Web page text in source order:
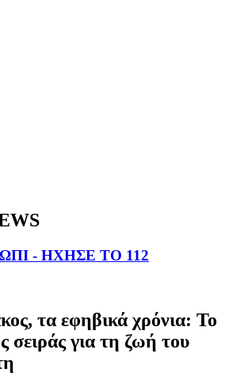
- ΗΧΗΣΕ ΤΟ 112
τα εφηβικά χρόνια: Το
σειράς για τη ζωή του